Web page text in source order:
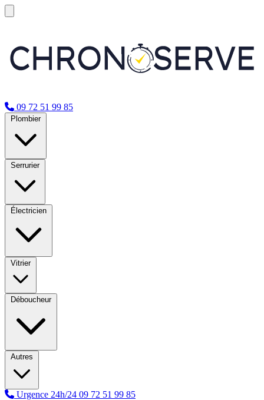
09 72 51 99 85
Plombier
Serrurier
Électricien
Vitrier
Déboucheur
Autres
Urgence 24h/24 09 72 51 99 85